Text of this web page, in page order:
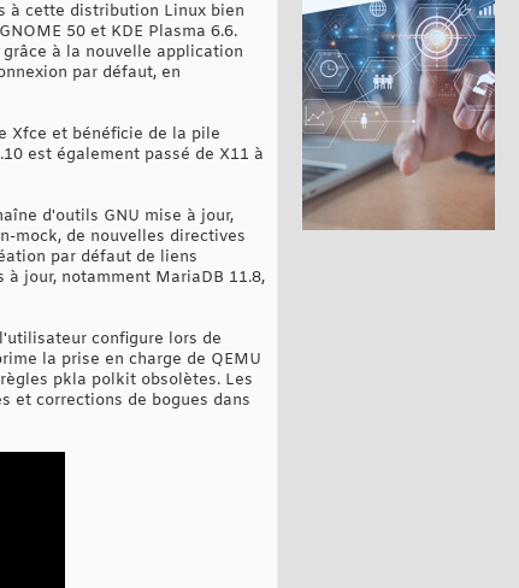
à cette distribution Linux bien
50 et KDE Plasma 6.6.
à la nouvelle application
par défaut, en
Xfce et bénéficie de la pile
est également passé de X11 à
d'outils GNU mise à jour,
mock, de nouvelles directives
par défaut de liens
jour, notamment MariaDB 11.8,
configure lors de
la prise en charge de QEMU
pkla polkit obsolètes. Les
et corrections de bogues dans